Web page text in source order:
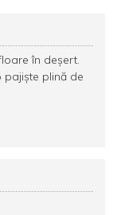
în deşert.
pajişte plină de